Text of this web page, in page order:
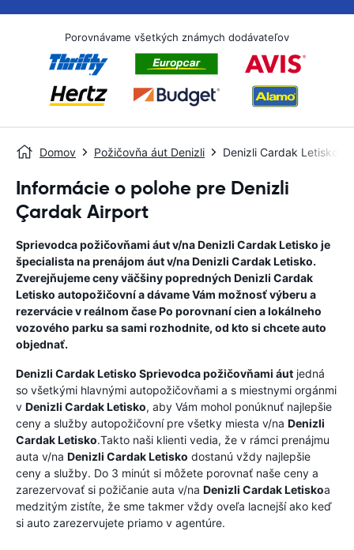
Porovnávame všetkých známych dodávateľov
Domov Požičovňa áut Denizli Denizli Cardak Letisko
Informácie o polohe pre Denizli
Çardak Airport
Sprievodca požičovňami áut v/naDenizli Cardak Letisko je
špecialista na prenájom áut v/naDenizli Cardak Letisko.
Zverejňujeme ceny väčšiny popredných Denizli Cardak
Letisko autopožičovní a dávame Vám možnosť výberu a
rezervácie v reálnom čase Po porovnaní cien a lokálneho
vozového parku sa sami rozhodnite, od kto si chcete auto
objednať.
Denizli Cardak Letisko Sprievodca požičovňami áut jedná
so všetkými hlavnými autopožičovňami a s miestnymi orgánmi
v Denizli Cardak Letisko, aby Vám mohol ponúknuť najlepšie
ceny a služby autopožičovní pre všetky miesta v/na Denizli
Cardak Letisko.Takto naši klienti vedia, že v rámci prenájmu
auta v/na Denizli Cardak Letisko dostanú vždy najlepšie
ceny a služby. Do 3 minút si môžete porovnať naše ceny a
zarezervovať si požičanie auta v/na Denizli Cardak Letiskoa
medzitým zistíte, že sme takmer vždy oveľa lacnejší ako keď
si auto zarezervujete priamo v agentúre.